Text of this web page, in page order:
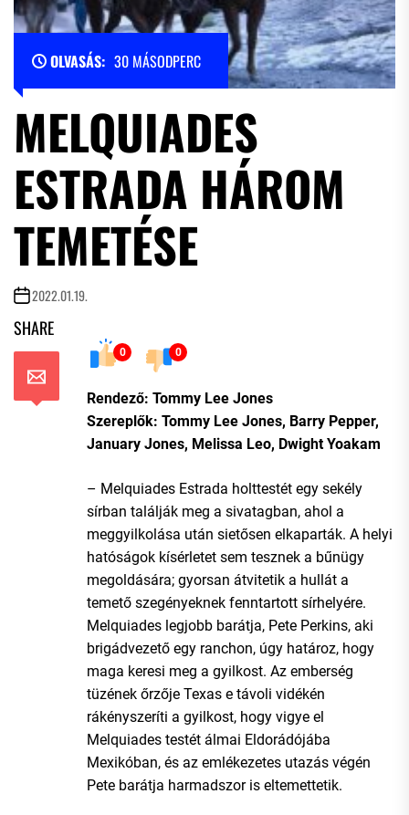
OLVASÁS: 30 MÁSODPERC
MELQUIADES
ESTRADA HÁROM
TEMETÉSE
2022.01.19.
SHARE
0 0
Rendező: Tommy Lee Jones
Szereplők: Tommy Lee Jones, Barry Pepper,
January Jones, Melissa Leo, Dwight Yoakam
– Melquiades Estrada holttestét egy sekély
sírban találják meg a sivatagban, ahol a
meggyilkolása után sietősen elkaparták. A helyi
hatóságok kísérletet sem tesznek a bűnügy
megoldására; gyorsan átvitetik a hullát a
temető szegényeknek fenntartott sírhelyére.
Melquiades legjobb barátja, Pete Perkins, aki
brigádvezető egy ranchon, úgy határoz, hogy
maga keresi meg a gyilkost. Az emberség
tüzének őrzője Texas e távoli vidékén
rákényszeríti a gyilkost, hogy vigye el
Melquiades testét álmai Eldorádójába
Mexikóban, és az emlékezetes utazás végén
Pete barátja harmadszor is eltemettetik.